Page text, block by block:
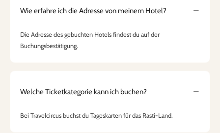
Wie erfahre ich die Adresse von meinem Hotel?
Die Adresse des gebuchten Hotels findest du auf der
Buchungsbestätigung.
Welche Ticketkategorie kann ich buchen?
Bei Travelcircus buchst du Tageskarten für das Rasti-Land.